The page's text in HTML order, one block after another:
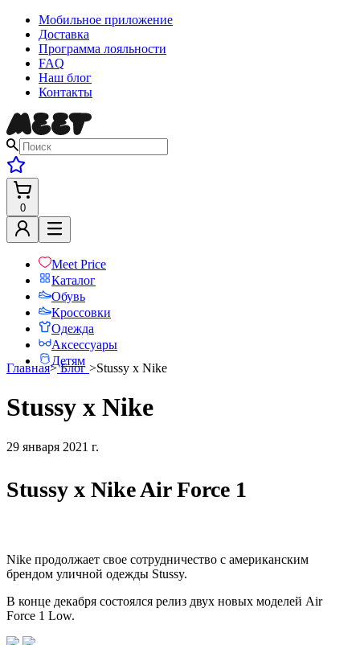
Мобильное приложение
Доставка
Программа лояльности
FAQ
Наш блог
Контакты
0
Meet Price
Каталог
Обувь
Кроссовки
Одежда
Аксессуары
Детям
Главная>Блог >Stussy x Nike
Stussy x Nike
29 января 2021 г.
Stussy x Nike Air Force 1
Nike продолжает свое сотрудничество с американским
брендом уличной одежды Stussy.
В конце декабря состоялся релиз двух новых моделей Air
Force 1 Low.